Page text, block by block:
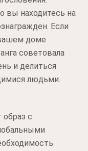
вы находитесь на
Если
доме
советовала
и делиться
людьми.
с